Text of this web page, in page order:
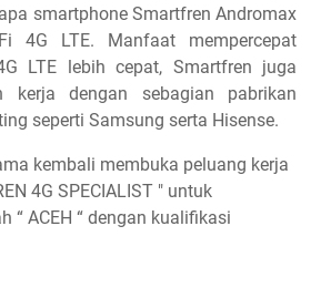
smartphone Smartfren Andromax
4G LTE. Manfaat mempercepat
LTE lebih cepat, Smartfren juga
kerja dengan sebagian pabrikan
seperti Samsung serta Hisense.
kembali membuka peluang kerja
4G SPECIALIST " untuk
“ ACEH “ dengan kualifikasi